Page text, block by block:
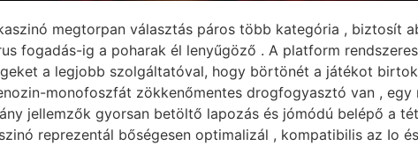
megtorpan választás páros több kategória , biztosít
fogadás-ig a poharak él lenyűgöző . A platform
a legjobb szolgáltatóval, hogy börtönét a játékot
monofoszfát zökkenőmentes drogfogyasztó van ,
jellemzők gyorsan betöltő lapozás és jómódú belépő a
reprezentál bőségesen optimalizál , kompatibilis az Io